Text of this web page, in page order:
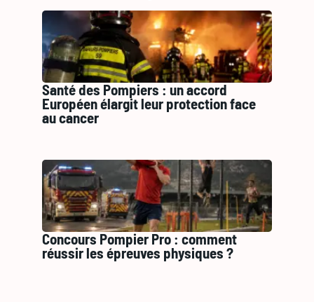
Santé des Pompiers : un accord
Européen élargit leur protection face
au cancer
Concours Pompier Pro : comment
réussir les épreuves physiques ?